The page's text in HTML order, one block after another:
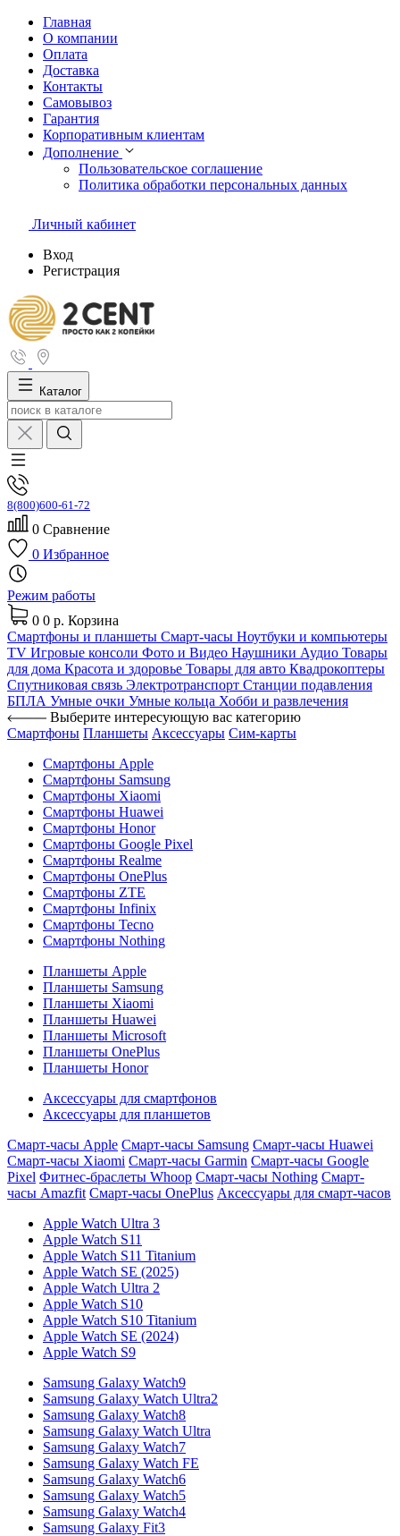
Главная
О компании
Оплата
Доставка
Контакты
Самовывоз
Гарантия
Корпоративным клиентам
Дополнение
Пользовательское соглашение
Политика обработки персональных данных
Личный кабинет
Вход
Регистрация
Каталог
8(800)600-61-72
0 Сравнение
0 Избранное
Режим работы
0 0 р. Корзина
Смартфоны и планшеты Смарт-часы Ноутбуки и компьютеры
TV Игровые консоли Фото и Видео Наушники Аудио Товары
для дома Красота и здоровье Товары для авто Квадрокоптеры
Спутниковая связь Электротранспорт Станции подавления
БПЛА Умные очки Умные кольца Хобби и развлечения
Выберите интересующую вас категорию
Смартфоны Планшеты Аксессуары Сим-карты
Смартфоны Apple
Смартфоны Samsung
Смартфоны Xiaomi
Смартфоны Huawei
Смартфоны Honor
Смартфоны Google Pixel
Смартфоны Realme
Смартфоны OnePlus
Смартфоны ZTE
Смартфоны Infinix
Смартфоны Tecno
Смартфоны Nothing
Планшеты Apple
Планшеты Samsung
Планшеты Xiaomi
Планшеты Huawei
Планшеты Microsoft
Планшеты OnePlus
Планшеты Honor
Аксессуары для смартфонов
Аксессуары для планшетов
Смарт-часы Apple Смарт-часы Samsung Смарт-часы Huawei
Смарт-часы Xiaomi Смарт-часы Garmin Смарт-часы Google
Pixel Фитнес-браслеты Whoop Смарт-часы Nothing Смарт-
часы Amazfit Смарт-часы OnePlus Аксессуары для смарт-часов
Apple Watch Ultra 3
Apple Watch S11
Apple Watch S11 Titanium
Apple Watch SE (2025)
Apple Watch Ultra 2
Apple Watch S10
Apple Watch S10 Titanium
Apple Watch SE (2024)
Apple Watch S9
Samsung Galaxy Watch9
Samsung Galaxy Watch Ultra2
Samsung Galaxy Watch8
Samsung Galaxy Watch Ultra
Samsung Galaxy Watch7
Samsung Galaxy Watch FE
Samsung Galaxy Watch6
Samsung Galaxy Watch5
Samsung Galaxy Watch4
Samsung Galaxy Fit3